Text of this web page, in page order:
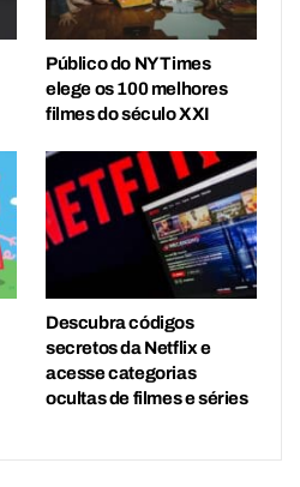
Público do NY Times
elege os 100 melhores
filmes do século XXI
Descubra códigos
secretos da Netflix e
acesse categorias
ocultas de filmes e séries